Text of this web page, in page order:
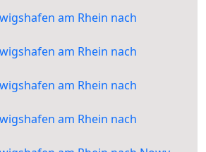
am Rhein nach
am Rhein nach
am Rhein nach
am Rhein nach